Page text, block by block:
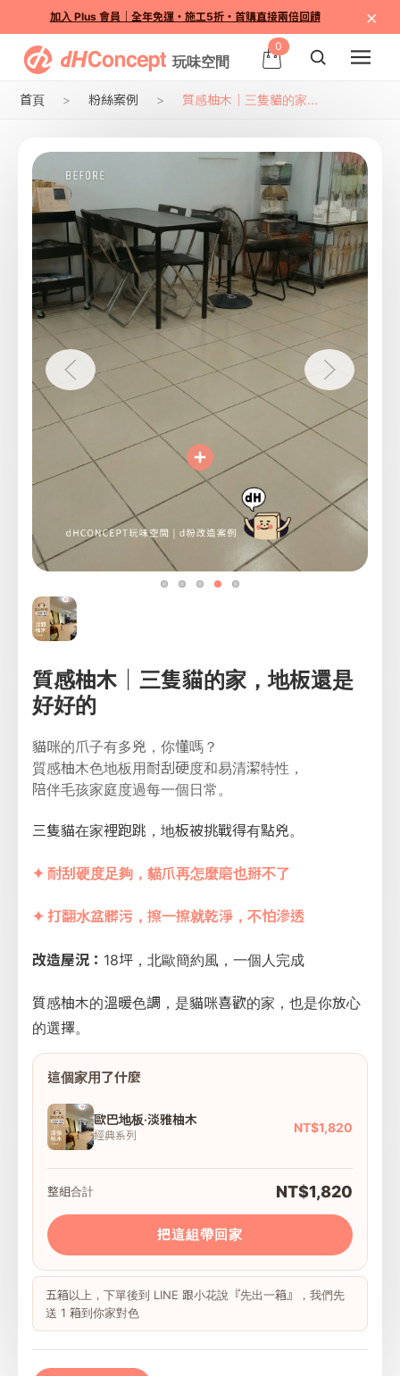
加入 Plus 會員｜全年免運・施工5折・首購直接兩倍回饋 ×
0
首頁 粉絲案例 質感柚木｜三隻貓的家...
質感柚木｜三隻貓的家，地板還是
好好的
貓咪的爪子有多兇，你懂嗎？
質感柚木色地板用耐刮硬度和易清潔特性，
陪伴毛孩家庭度過每一個日常。
三隻貓在家裡跑跳，地板被挑戰得有點兇。
✦ 耐刮硬度足夠，貓爪再怎麼磨也掰不了
✦ 打翻水盆髒污，擦一擦就乾淨，不怕滲透
改造屋況： 18坪，北歐簡約風，一個人完成
質感柚木的溫暖色調，是貓咪喜歡的家，也是你放心
的選擇。
這個家用了什麼
歐巴地板·淡雅柚木
經典系列
NT$1,820
整組合計 NT$1,820
把這組帶回家
五箱以上，下單後到 LINE 跟小花說『先出一箱』，我們先
送 1 箱到你家對色